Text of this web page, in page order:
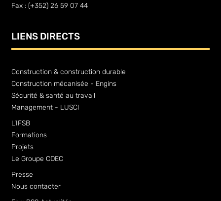
Fax : (+352) 26 59 07 44
LIENS DIRECTS
Construction & construction durable
Construction mécanisée - Engins
Sécurité & santé au travail
Management - LUSCI
L’IFSB
Formations
Projets
Le Groupe CDEC
Presse
Nous contacter